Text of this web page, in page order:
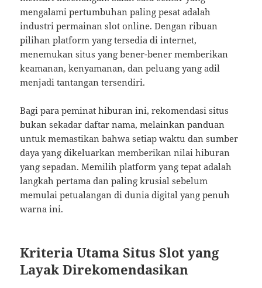
mengalami pertumbuhan paling pesat adalah
industri permainan slot online. Dengan ribuan
pilihan platform yang tersedia di internet,
menemukan situs yang bener-bener memberikan
keamanan, kenyamanan, dan peluang yang adil
menjadi tantangan tersendiri.
Bagi para peminat hiburan ini, rekomendasi situs
bukan sekadar daftar nama, melainkan panduan
untuk memastikan bahwa setiap waktu dan sumber
daya yang dikeluarkan memberikan nilai hiburan
yang sepadan. Memilih platform yang tepat adalah
langkah pertama dan paling krusial sebelum
memulai petualangan di dunia digital yang penuh
warna ini.
Kriteria Utama Situs Slot yang
Layak Direkomendasikan